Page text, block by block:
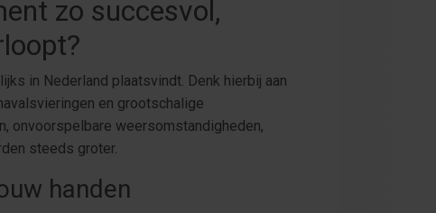
zo succesvol,
in Nederland plaatsvindt. Denk hierbij aan
en grootschalige
onvoorspelbare weersomstandigheden,
steeds groter.
handen